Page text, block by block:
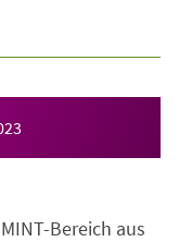
Bereich aus